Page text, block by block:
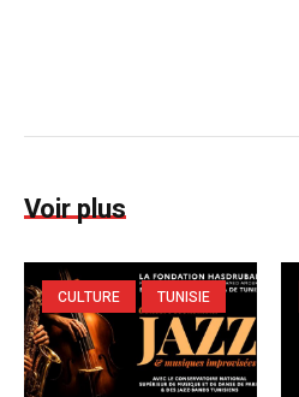
Voir plus
CULTURE TUNISIE